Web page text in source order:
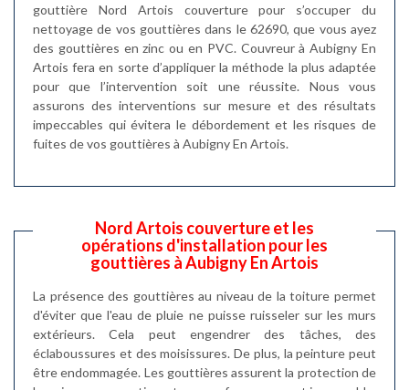
gouttière Nord Artois couverture pour s’occuper du
nettoyage de vos gouttières dans le 62690, que vous ayez
des gouttières en zinc ou en PVC. Couvreur à Aubigny En
Artois fera en sorte d’appliquer la méthode la plus adaptée
pour que l’intervention soit une réussite. Nous vous
assurons des interventions sur mesure et des résultats
impeccables qui évitera le débordement et les risques de
fuites de vos gouttières à Aubigny En Artois.
Nord Artois couverture et les
opérations d'installation pour les
gouttières à Aubigny En Artois
La présence des gouttières au niveau de la toiture permet
d'éviter que l'eau de pluie ne puisse ruisseler sur les murs
extérieurs. Cela peut engendrer des tâches, des
éclaboussures et des moisissures. De plus, la peinture peut
être endommagée. Les gouttières assurent la protection de